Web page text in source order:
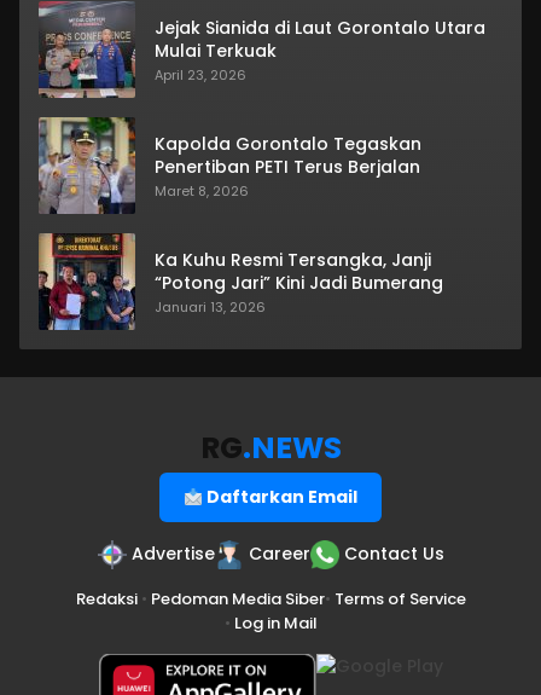
Jejak Sianida di Laut Gorontalo Utara
Mulai Terkuak
April 23, 2026
Kapolda Gorontalo Tegaskan
Penertiban PETI Terus Berjalan
Maret 8, 2026
Ka Kuhu Resmi Tersangka, Janji
“Potong Jari” Kini Jadi Bumerang
Januari 13, 2026
RG.NEWS
Daftarkan Email
Advertise Career Contact Us
Redaksi• Pedoman Media Siber• Terms of Service
• Log in Mail